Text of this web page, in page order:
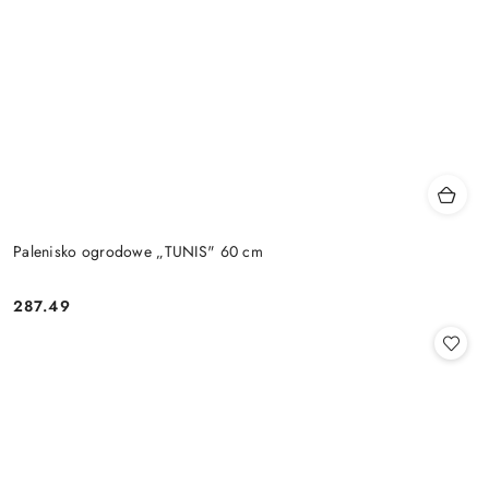
Palenisko ogrodowe „TUNIS" 60 cm
Cena:
287.49